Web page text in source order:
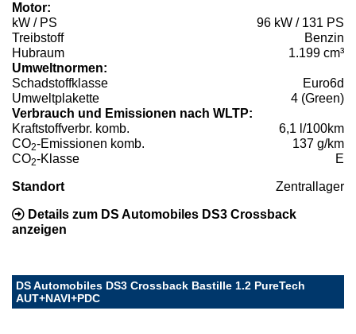
Motor:
kW / PS
96 kW / 131 PS
Treibstoff
Benzin
Hubraum
1.199 cm³
Umweltnormen:
Schadstoffklasse
Euro6d
Umweltplakette
4 (Green)
Verbrauch und Emissionen nach WLTP:
Kraftstoffverbr. komb.
6,1 l/100km
CO2-Emissionen komb.
137 g/km
CO2-Klasse E
Standort Zentrallager
Details zum DS Automobiles DS3 Crossback
anzeigen
DS Automobiles DS3 Crossback Bastille 1.2 PureTech
AUT+NAVI+PDC